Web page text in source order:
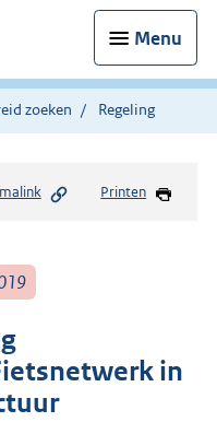
Menu
zoeken Regeling
Printen
in